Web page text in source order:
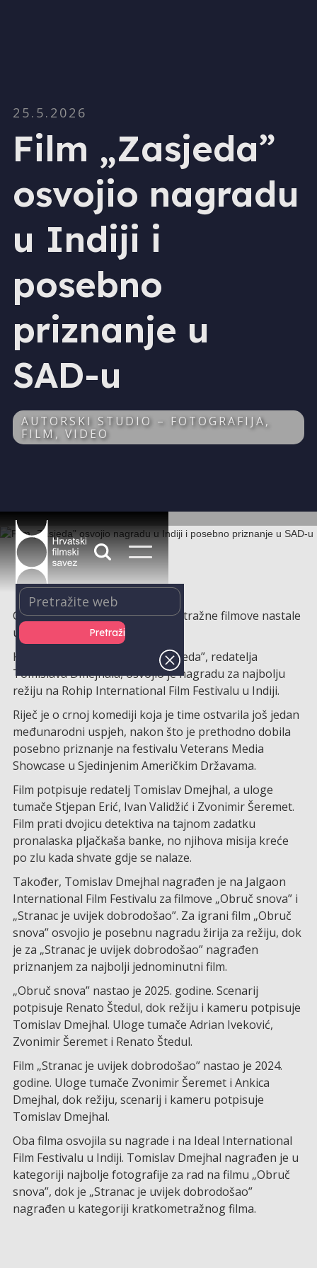
25.5.2026
Film „Zasjeda”
osvojio nagradu
u Indiji i
posebno
priznanje u
SAD-u
AUTORSKI STUDIO – FOTOGRAFIJA,
FILM, VIDEO
Odlične vijesti stižu za kratkometražne filmove nastale
u produkciji Autorskog studija.
Kratkometražni igrani film „Zasjeda”, redatelja
Tomislava Dmejhala, osvojio je nagradu za najbolju
režiju na Rohip International Film Festivalu u Indiji.
Riječ je o crnoj komediji koja je time ostvarila još jedan
međunarodni uspjeh, nakon što je prethodno dobila
posebno priznanje na festivalu Veterans Media
Showcase u Sjedinjenim Američkim Državama.
Film potpisuje redatelj Tomislav Dmejhal, a uloge
tumače Stjepan Erić, Ivan Validžić i Zvonimir Šeremet.
Film prati dvojicu detektiva na tajnom zadatku
pronalaska pljačkaša banke, no njihova misija kreće
po zlu kada shvate gdje se nalaze.
Također, Tomislav Dmejhal nagrađen je na Jalgaon
International Film Festivalu za filmove „Obruč snova” i
„Stranac je uvijek dobrodošao”. Za igrani film „Obruč
snova” osvojio je posebnu nagradu žirija za režiju, dok
je za „Stranac je uvijek dobrodošao” nagrađen
priznanjem za najbolji jednominutni film.
„Obruč snova” nastao je 2025. godine. Scenarij
potpisuje Renato Štedul, dok režiju i kameru potpisuje
Tomislav Dmejhal. Uloge tumače Adrian Iveković,
Zvonimir Šeremet i Renato Štedul.
Film „Stranac je uvijek dobrodošao” nastao je 2024.
godine. Uloge tumače Zvonimir Šeremet i Ankica
Dmejhal, dok režiju, scenarij i kameru potpisuje
Tomislav Dmejhal.
Oba filma osvojila su nagrade i na Ideal International
Film Festivalu u Indiji. Tomislav Dmejhal nagrađen je u
kategoriji najbolje fotografije za rad na filmu „Obruč
snova”, dok je „Stranac je uvijek dobrodošao”
nagrađen u kategoriji kratkometražnog filma.